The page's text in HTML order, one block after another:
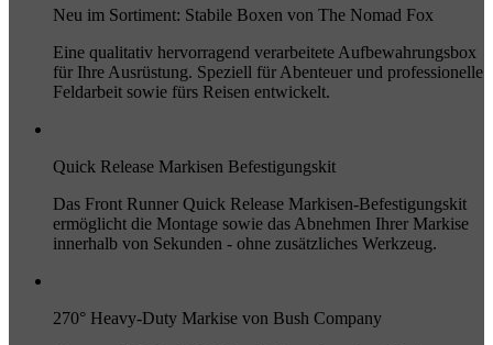
Neu im Sortiment: Stabile Boxen von The Nomad Fox
Eine qualitativ hervorragend verarbeitete Aufbewahrungsbox
für Ihre Ausrüstung. Speziell für Abenteuer und professionelle
Feldarbeit sowie fürs Reisen entwickelt.
Quick Release Markisen Befestigungskit
Das Front Runner Quick Release Markisen-Befestigungskit
ermöglicht die Montage sowie das Abnehmen Ihrer Markise
innerhalb von Sekunden - ohne zusätzliches Werkzeug.
270° Heavy-Duty Markise von Bush Company